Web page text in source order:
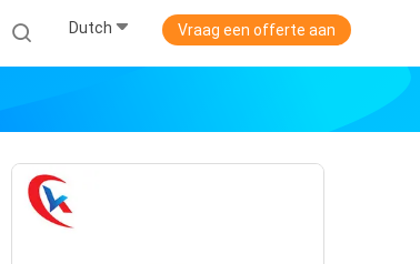
Dutch Vraag een offerte aan